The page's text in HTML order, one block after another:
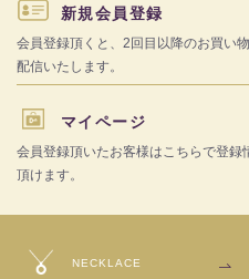
新規会員登録
会員登録頂くと、2回目以降のお買い
配信いたします。
マイページ
会員登録頂いたお客様はこちらで登
頂けます。
NECKLACE